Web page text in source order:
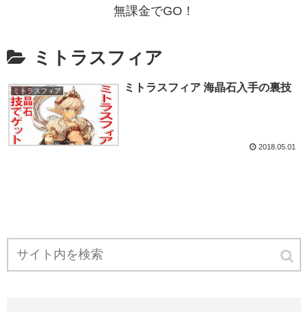
無課金でGO！
ミトラスフィア
ミトラスフィア ミトラスフィア 海晶石入手の裏技
2018.05.01